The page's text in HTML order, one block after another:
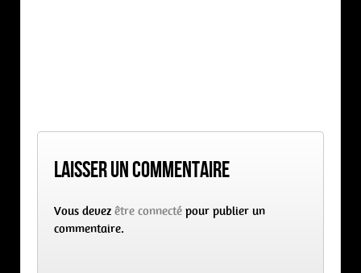
Laisser un commentaire
Vous devez être connecté pour publier un
commentaire.